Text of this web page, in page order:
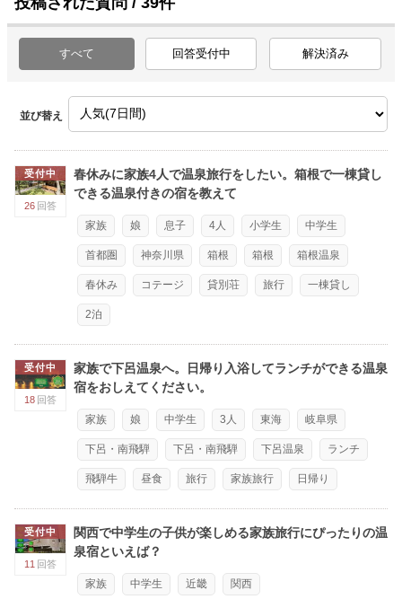
すべて 回答受付中 解決済み
並び替え
受付中
26 回答
春休みに家族4人で温泉旅行をしたい。箱根で一棟貸し
できる温泉付きの宿を教えて
家族 娘 息子 4人 小学生 中学生
首都圏 神奈川県 箱根 箱根 箱根温泉
春休み コテージ 貸別荘 旅行 一棟貸し
2泊
受付中
18 回答
家族で下呂温泉へ。日帰り入浴してランチができる温泉
宿をおしえてください。
家族 娘 中学生 3人 東海 岐阜県
下呂・南飛騨 下呂・南飛騨 下呂温泉 ランチ
飛騨牛 昼食 旅行 家族旅行 日帰り
受付中
11 回答
関西で中学生の子供が楽しめる家族旅行にぴったりの温
泉宿といえば？
家族 中学生 近畿 関西